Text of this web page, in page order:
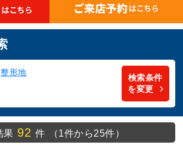
整形地
検索条件
を変更
果 92 件 （1件から25件）